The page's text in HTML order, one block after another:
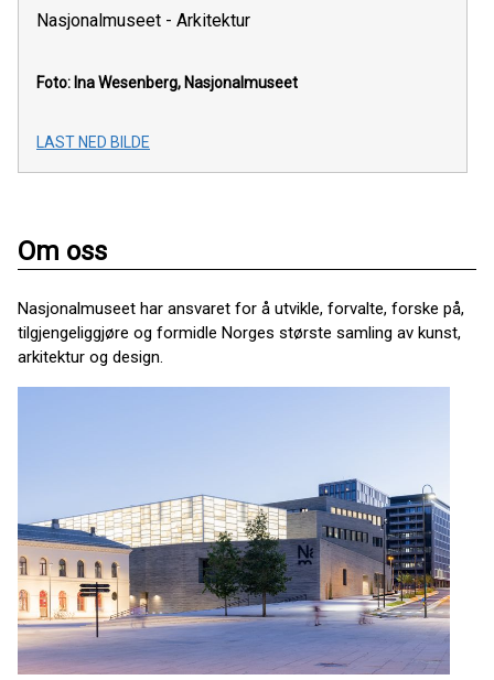
Nasjonalmuseet - Arkitektur
Foto: Ina Wesenberg, Nasjonalmuseet
LAST NED BILDE
Om oss
Nasjonalmuseet har ansvaret for å utvikle, forvalte, forske på,
tilgjengeliggjøre og formidle Norges største samling av kunst,
arkitektur og design.